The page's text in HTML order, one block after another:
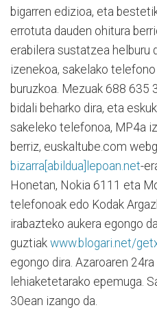
bigarren edizioa, eta
errotuta dauden ohitura
erabilera sustatzea helburu
izenekoa, sakelako
buruzkoa. Mezuak 688 635
bidali beharko dira, eta
sakeleko telefonoa, MP4a
berriz, euskaltube.com
bizarra[abildua]lepoan.net-
Honetan, Nokia 6111 eta
telefonoak edo Kodak
irabazteko aukera egongo
guztiak www.blogari.net/
egongo dira. Azaroaren
lehiaketetarako epemuga.
30ean izango da.